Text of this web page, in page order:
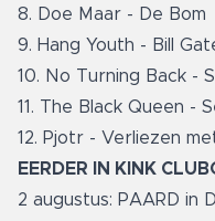
8. Doe Maar - De Bom
9. Hang Youth - Bill
10. No Turning Back -
11. The Black Queen -
12. Pjotr - Verliezen
EERDER IN KINK
2 augustus: PAARD in